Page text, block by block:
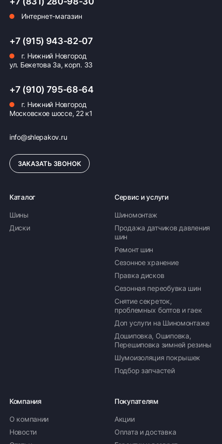
Возможна картой, наличными при получении,
также доступно оформление кредита и
формирование счёта для Юр.Лица
ПОДРОБНЕЕ ОБ ОПЛАТЕ
Интернет-магазин
+7 (915) 943-82-07
г. Нижний Новгород
ул. Бекетова 3а, корп. 33
+7 (910) 795-68-64
г. Нижний Новгород
Московское шоссе, 22 к1
info@shlepakov.ru
ЗАКАЗАТЬ ЗВОНОК
Каталог
Шины
Диски
Сервис и услуги
Шиномонтаж
Продажа датчиков давления
шин
Ремонт шин
Сезонное хранение
Правка дисков
Сезонная переобувка шин
Снятие секреток,
проблемных болтов и гаек
Доп услуги на Шиномонтаже
Дошиповка, Ошиповка,
Перешиповка зимней резины
Шумоизоляция покрышек
Подбор запчастей
Компания
О компании
Новости
Покупателям
Акции
Оплата и доставка